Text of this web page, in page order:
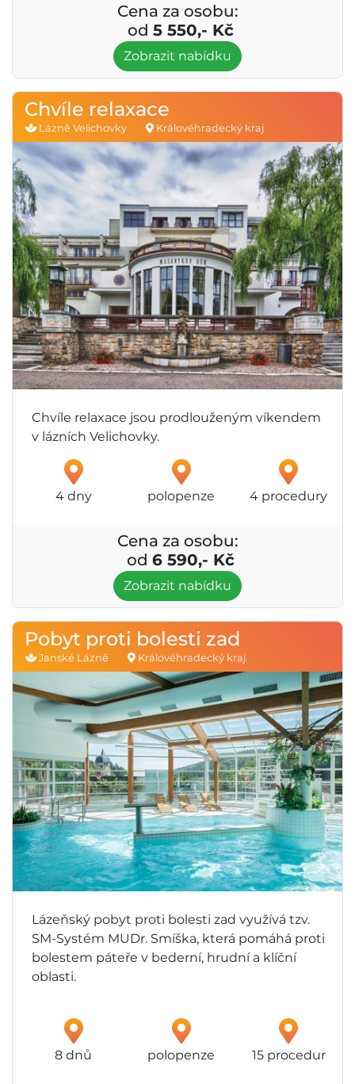
Cena za osobu:
od 5 550,- Kč
Zobrazit nabídku
Chvíle relaxace
Lázně Velichovky Královéhradecký kraj
Chvíle relaxace jsou prodlouženým víkendem
v lázních Velichovky.
4 dny polopenze 4 procedury
Cena za osobu:
od 6 590,- Kč
Zobrazit nabídku
Pobyt proti bolesti zad
Janské Lázně Královéhradecký kraj
Lázeňský pobyt proti bolesti zad využívá tzv.
SM-Systém MUDr. Smíška, která pomáhá proti
bolestem páteře v bederní, hrudní a klíční
oblasti.
8 dnů polopenze 15 procedur